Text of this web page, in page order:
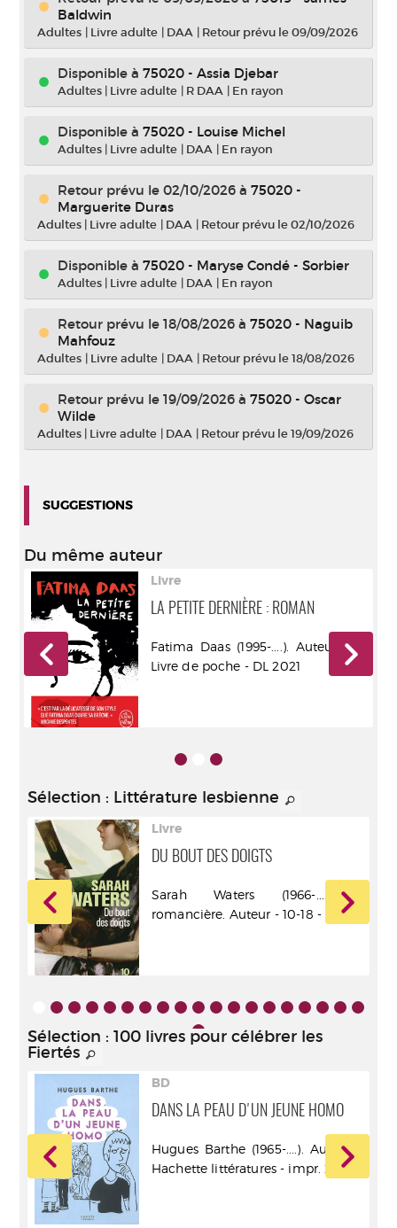
Baldwin
Adultes | Livre adulte | DAA | Retour prévu le 09/09/2026
Disponible à 75020 - Assia Djebar
Adultes | Livre adulte | R DAA | En rayon
Disponible à 75020 - Louise Michel
Adultes | Livre adulte | DAA | En rayon
Retour prévu le 02/10/2026 à 75020 -
Marguerite Duras
Adultes | Livre adulte | DAA | Retour prévu le 02/10/2026
Disponible à 75020 - Maryse Condé - Sorbier
Adultes | Livre adulte | DAA | En rayon
Retour prévu le 18/08/2026 à 75020 - Naguib
Mahfouz
Adultes | Livre adulte | DAA | Retour prévu le 18/08/2026
Retour prévu le 19/09/2026 à 75020 - Oscar
Wilde
Adultes | Livre adulte | DAA | Retour prévu le 19/09/2026
SUGGESTIONS
Du même auteur
Livre
LA PETITE DERNIÈRE : ROMAN
Fatima Daas (1995-....). Auteur - le
Livre de poche - DL 2021
Sélection : Littérature lesbienne
Livre
DU BOUT DES DOIGTS
Sarah Waters (1966-....) -
romancière. Auteur - 10-18 - 2005
Sélection : 100 livres pour célébrer les
Fiertés
BD
DANS LA PEAU D'UN JEUNE HOMO
Hugues Barthe (1965-....). Auteur -
Hachette littératures - impr. 2006